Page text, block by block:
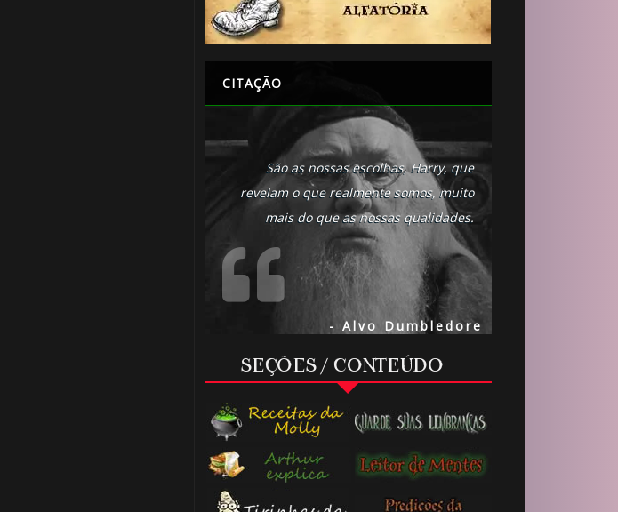
CITAÇÃO
São as nossas escolhas, Harry, que
revelam o que realmente somos, muito
mais do que as nossas qualidades.
- Alvo Dumbledore
SEÇÕES / CONTEÚDO